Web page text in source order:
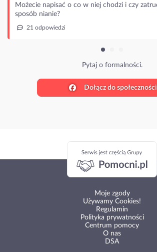
napisać o co w niej chodzi i czy zatrudniacie w
nianie?
Pytaj o formalności.
Dołącz do społeczności
Moje zgody
Używamy Cookies!
Regulamin
Polityka prywatności
Centrum pomocy
O nas
DSA